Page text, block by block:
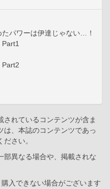
パワーは伊達じゃない…！
Part2
れているコンテンツが含ま
は、本誌のコンテンツであっ
さい。
異なる場合や、掲載されな
入できない場合がございます